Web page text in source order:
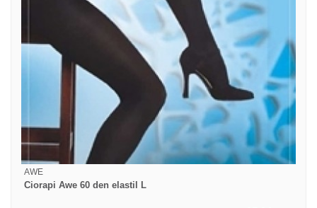
AWE
Ciorapi Awe 60 den elastil L